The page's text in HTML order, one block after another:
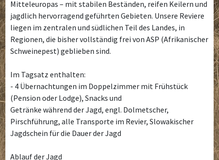
Mitteleuropas – mit stabilen Beständen, reifen Keilern und
jagdlich hervorragend geführten Gebieten. Unsere Reviere
liegen im zentralen und südlichen Teil des Landes, in
Regionen, die bisher vollständig frei von ASP (Afrikanischer
Schweinepest) geblieben sind.
Im Tagsatz enthalten:
- 4 Übernachtungen im Doppelzimmer mit Frühstück
(Pension oder Lodge), Snacks und
Getränke während der Jagd, engl. Dolmetscher,
Pirschführung, alle Transporte im Revier, Slowakischer
Jagdschein für die Dauer der Jagd
Ablauf der Jagd